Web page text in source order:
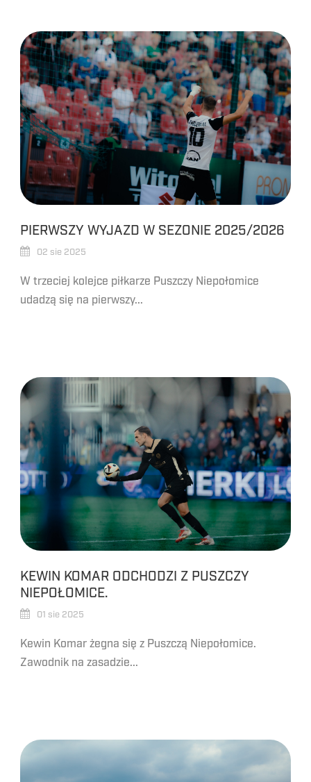
PIERWSZY WYJAZD W SEZONIE 2025/2026
02 sie 2025
W trzeciej kolejce piłkarze Puszczy Niepołomice
udadzą się na pierwszy...
KEWIN KOMAR ODCHODZI Z PUSZCZY
NIEPOŁOMICE.
01 sie 2025
Kewin Komar żegna się z Puszczą Niepołomice.
Zawodnik na zasadzie...